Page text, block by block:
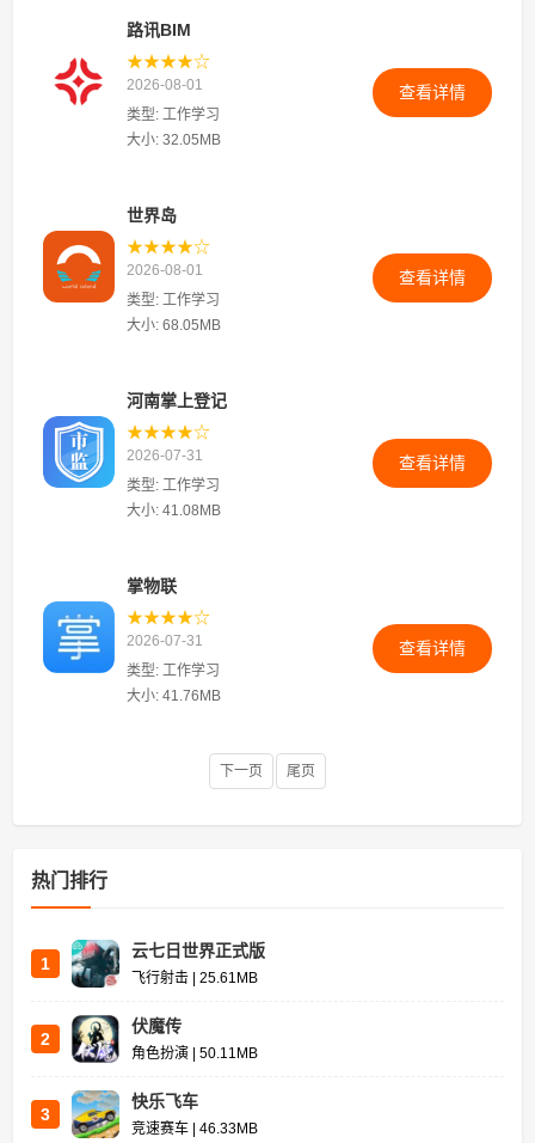
路讯BIM
★★★★☆
2026-08-01
类型: 工作学习
大小: 32.05MB
查看详情
世界岛
★★★★☆
2026-08-01
类型: 工作学习
大小: 68.05MB
查看详情
河南掌上登记
★★★★☆
2026-07-31
类型: 工作学习
大小: 41.08MB
查看详情
掌物联
★★★★☆
2026-07-31
类型: 工作学习
大小: 41.76MB
查看详情
下一页 尾页
热门排行
1
云七日世界正式版
飞行射击 | 25.61MB
2
伏魔传
角色扮演 | 50.11MB
3
快乐飞车
竞速赛车 | 46.33MB